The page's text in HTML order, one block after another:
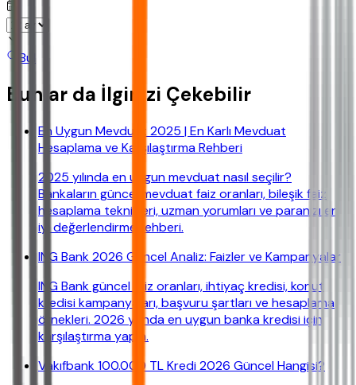
Bul
Bunlar da İlginizi Çekebilir
En Uygun Mevduat 2025 | En Karlı Mevduat
Hesaplama ve Karşılaştırma Rehberi
2025 yılında en uygun mevduat nasıl seçilir?
Bankaların güncel mevduat faiz oranları, bileşik faiz
hesaplama teknikleri, uzman yorumları ve paranızı en
iyi değerlendirme rehberi.
ING Bank 2026 Güncel Analiz: Faizler ve Kampanyalar
ING Bank güncel faiz oranları, ihtiyaç kredisi, konut
kredisi kampanyaları, başvuru şartları ve hesaplama
örnekleri. 2026 yılında en uygun banka kredisi için
karşılaştırma yapın.
Vakıfbank 100.000 TL Kredi 2026 Güncel Hangisi?